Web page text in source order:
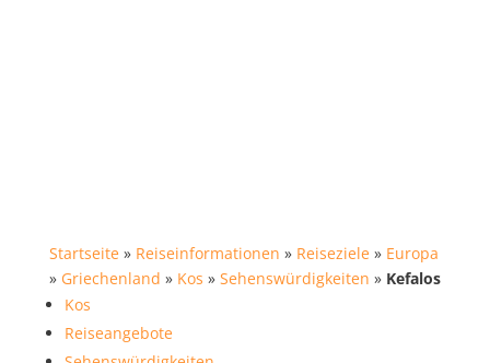
Startseite» Reiseinformationen » Reiseziele» Europa
» Griechenland » Kos » Sehenswürdigkeiten » Kefalos
Kos
Reiseangebote